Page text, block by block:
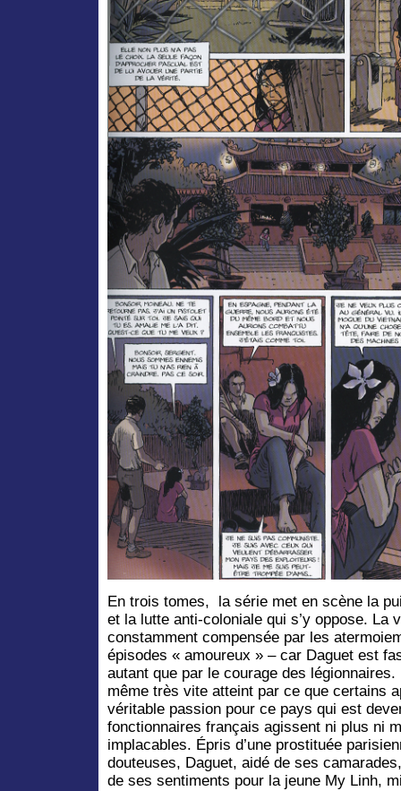
En trois tomes,
la série met en scène la
et la lutte anti-coloniale qui s’y oppose. La
constamment compensée par les
épisodes « amoureux » – car Daguet est
autant que par le courage des
même très vite atteint par ce que certains
véritable passion pour ce pays qui est
fonctionnaires français agissent ni plus ni
implacables. Épris d’une prostituée
douteuses, Daguet, aidé de ses
de ses sentiments pour la jeune My Linh,